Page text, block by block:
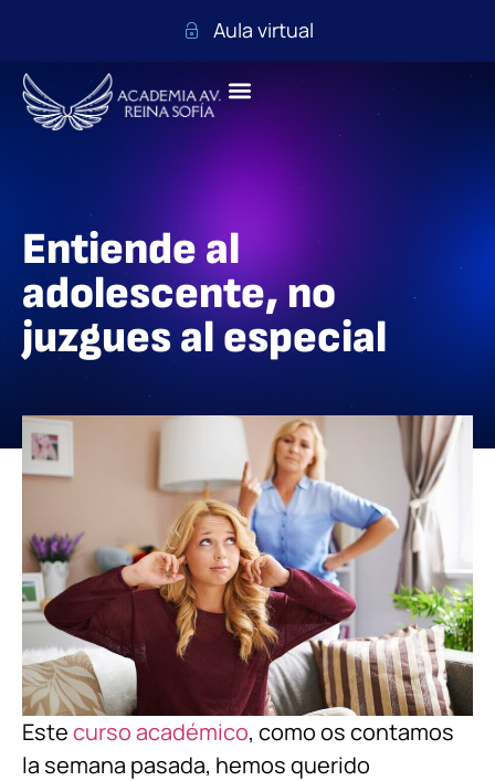
Aula virtual
Entiende al
adolescente, no
juzgues al especial
Estecurso académico, como os contamos
la semana pasada, hemos querido